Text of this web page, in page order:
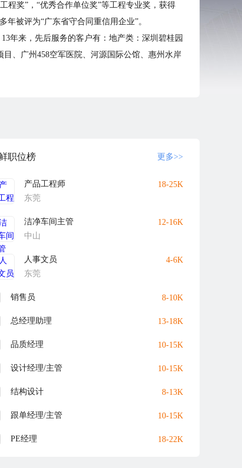
程奖”，“优秀合作单位奖”等工程专业奖，获得
被评为“广东省守合同重信用企业”。
年来，先后服务的客户有：地产类：深圳碧桂园
、广州458空军医院、河源国际公馆、惠州水岸
地产、东莞名巨中央花园......
团公司，使“华美霖”的文化内涵和人文精神得
职位榜 更多>>
产品工程师
东莞
18-25K
洁净车间主管
中山
12-16K
人事文员
东莞
4-6K
销售员 8-10K
总经理助理 13-18K
品质经理 10-15K
设计经理/主管 10-15K
结构设计 8-13K
跟单经理/主管 10-15K
PE经理 18-22K